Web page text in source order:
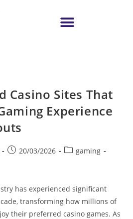
Casino Sites That
Experience
20/03/2026
gaming
has experienced significant
transforming how millions of
their preferred casino games. As